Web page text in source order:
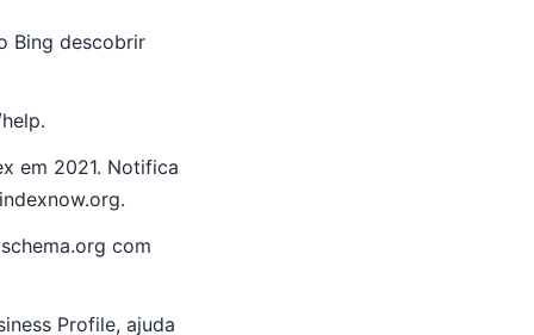
Bing descobrir
em 2021. Notifica
com
Profile, ajuda